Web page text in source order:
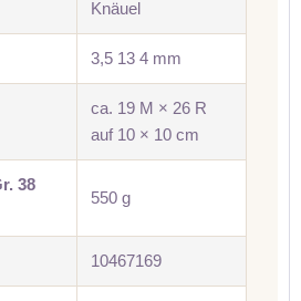
Knäuel
3,5 13 4 mm
ca. 19 M × 26 R
auf 10 × 10 cm
38
550 g
10467169